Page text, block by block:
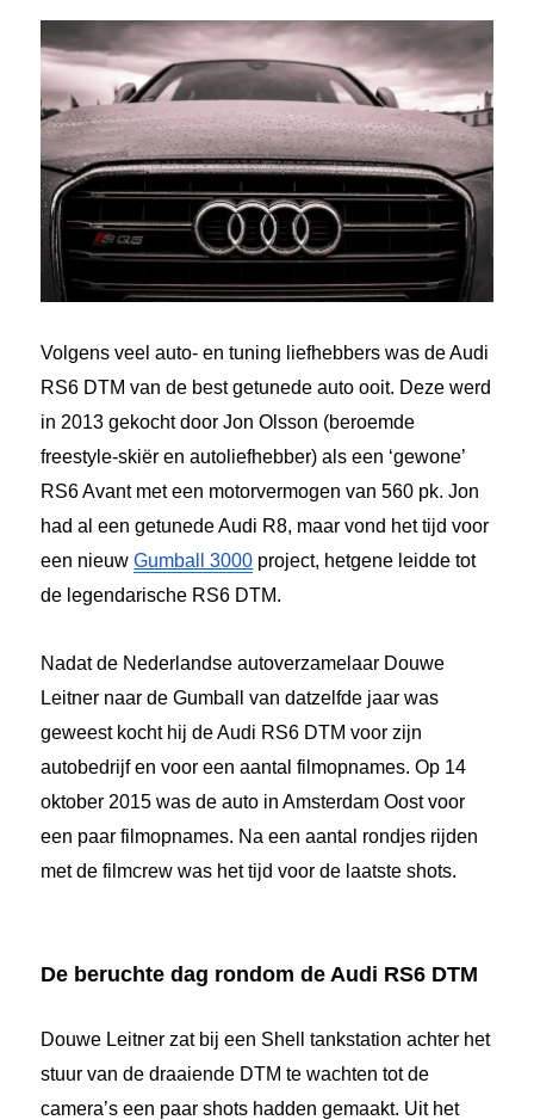
Volgens veel auto- en tuning liefhebbers was de Audi
RS6 DTM van de best getunede auto ooit. Deze werd
in 2013 gekocht door Jon Olsson (beroemde
freestyle-skiër en autoliefhebber) als een ‘gewone’
RS6 Avant met een motorvermogen van 560 pk. Jon
had al een getunede Audi R8, maar vond het tijd voor
een nieuwGumball 3000 project, hetgene leidde tot
de legendarische RS6 DTM.
Nadat de Nederlandse autoverzamelaar Douwe
Leitner naar de Gumball van datzelfde jaar was
geweest kocht hij de Audi RS6 DTM voor zijn
autobedrijf en voor een aantal filmopnames. Op 14
oktober 2015 was de auto in Amsterdam Oost voor
een paar filmopnames. Na een aantal rondjes rijden
met de filmcrew was het tijd voor de laatste shots.
De beruchte dag rondom de Audi RS6 DTM
Douwe Leitner zat bij een Shell tankstation achter het
stuur van de draaiende DTM te wachten tot de
camera’s een paar shots hadden gemaakt. Uit het